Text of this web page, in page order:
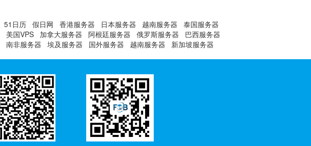
51日历 假日网 香港服务器 日本服务器 越南服务器
泰国服务器
美国VPS 加拿大服务器 阿根廷服务器 俄罗斯服务器
巴西服务器
南非服务器 埃及服务器 国外服务器 越南服务器 新加坡服务器